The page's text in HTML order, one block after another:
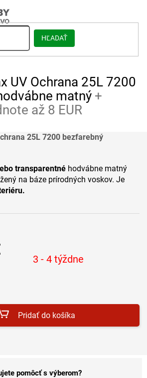
HĽADAŤ
UV Ochrana 25L 7200
matný +
až 8 EUR
3 - 4 týždne
Pridať do košíka
25L 7200 bezfarebný
transparentné hodvábne matný
na báze prírodných voskov. Je
pomôcť s výberom?